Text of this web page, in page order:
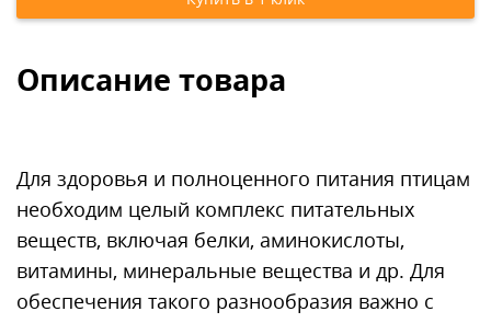
Описание товара
Для здоровья и полноценного питания птицам
необходим целый комплекс питательных
веществ, включая белки, аминокислоты,
витамины, минеральные вещества и др. Для
обеспечения такого разнообразия важно с